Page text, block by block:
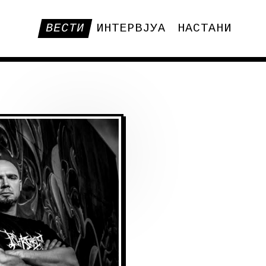
ВЕСТИ ИНТЕРВЈУА НАСТАНИ